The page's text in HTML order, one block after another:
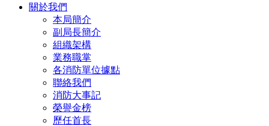
關於我們
本局簡介
副局長簡介
組織架構
業務職掌
各消防單位據點
聯絡我們
消防大事記
榮譽金榜
歷任首長